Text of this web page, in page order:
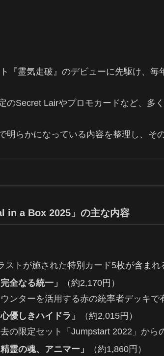
『霊気走破』のデビューに先駆け、毎
のSecret Lairやプロモカードなど、多
明らかになっている内容を整理し、そ
in a Box 2025」の主な内容
ストが施された特別カード5枚が含まれ
完全なる統一」
（約2,170円）
ンターを活用する赤の統率者デッキで
心優しきハイドラ」
（約2,015円）
の限定セット「Jumpstart 2022」から
精霊の魂、アニマー」
（約1,860円）